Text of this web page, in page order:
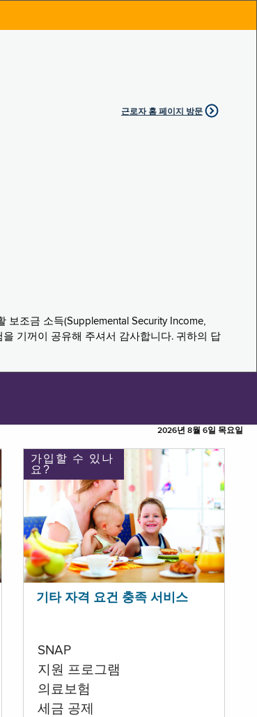
근로자 홈 페이지 방문
보조금 소득(Supplemental Security Income,
기꺼이 공유해 주셔서 감사합니다. 귀하의 답
2026년 8월 6일 목요일
가입할 수 있나
요?
기타 자격 요건 충족 서비스
SNAP
지원 프로그램
의료보험
세금 공제